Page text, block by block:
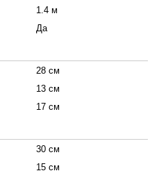
1.4 м
Да
28 см
13 см
17 см
30 см
15 см